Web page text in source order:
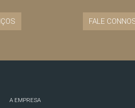
FALE
A EMPRESA